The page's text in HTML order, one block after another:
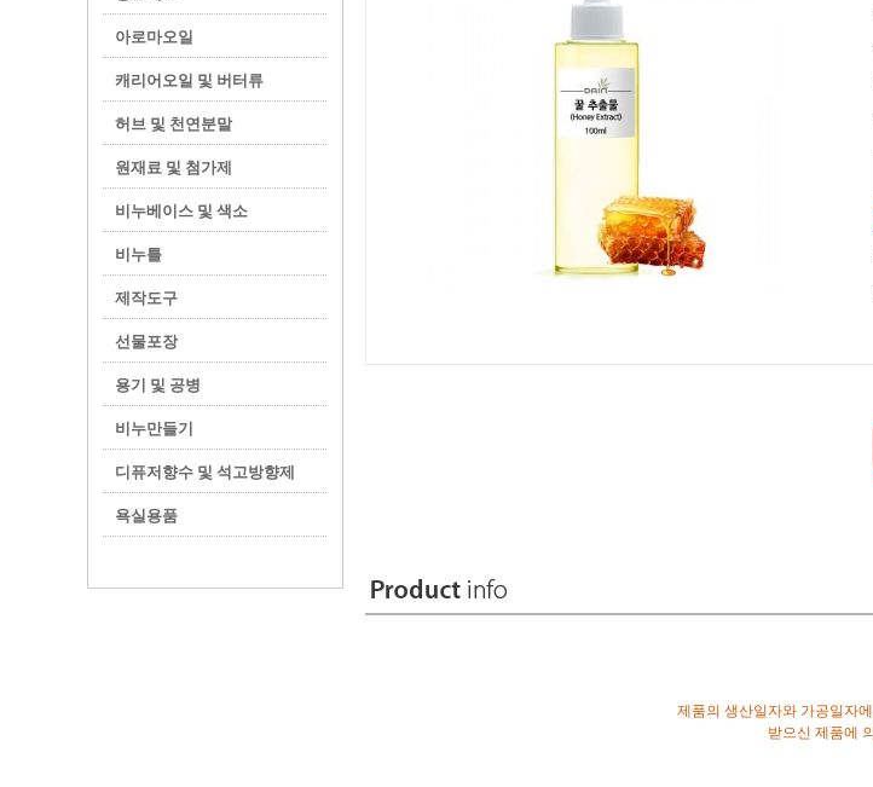
아로마오일
캐리어오일 및 버터류
허브 및 천연분말
원재료 및 첨가제
비누베이스 및 색소
비누틀
제작도구
선물포장
용기 및 공병
비누만들기
디퓨저향수 및 석고방향제
욕실용품
제품의 생산일자와 가공일자
받으신 제품에